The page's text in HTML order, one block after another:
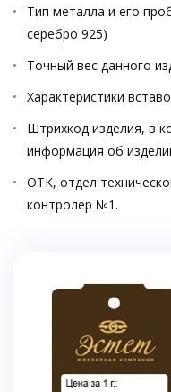
Тип металла и его
серебро 925)
Точный вес данного
Характеристики
Штрихкод изделия, в
информация об
ОТК, отдел
контролер №1.